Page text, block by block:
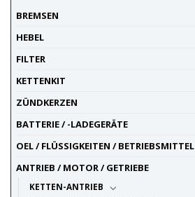
BREMSEN
HEBEL
FILTER
KETTENKIT
ZÜNDKERZEN
BATTERIE / -LADEGERÄTE
OEL / FLÜSSIGKEITEN / BETRIEBSMITTEL
ANTRIEB / MOTOR / GETRIEBE
KETTEN-ANTRIEB